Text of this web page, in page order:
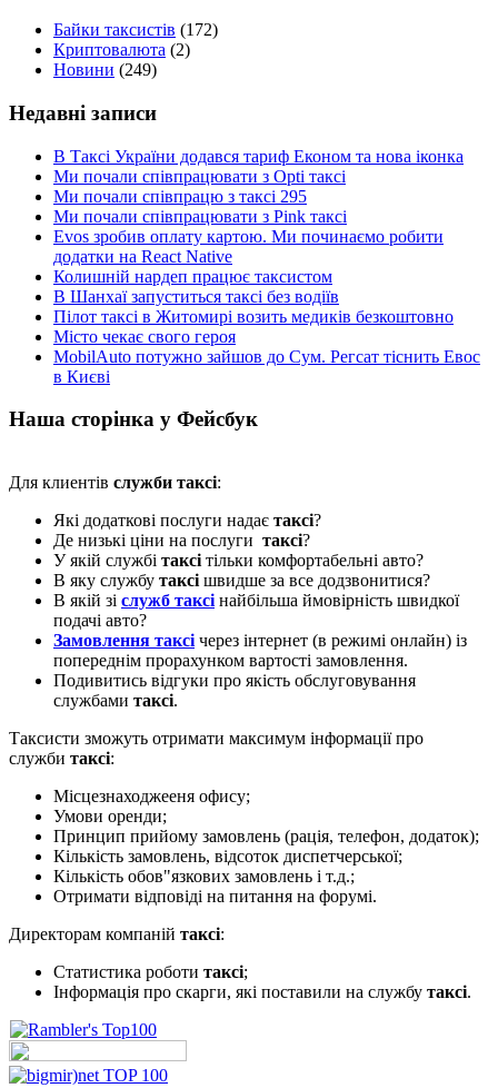
Байки таксистів (172)
Криптовалюта (2)
Новини (249)
Недавні записи
В Таксі України додався тариф Економ та нова іконка
Ми почали співпрацювати з Opti таксі
Ми почали співпрацю з таксі 295
Ми почали співпрацювати з Pink таксі
Evos зробив оплату картою. Ми починаємо робити
додатки на React Native
Колишній нардеп працює таксистом
В Шанхаї запуститься таксі без водіїв
Пілот таксі в Житомирі возить медиків безкоштовно
Місто чекає свого героя
MobilAuto потужно зайшов до Сум. Регсат тіснить Евос
в Києві
Наша сторінка у Фейсбук
Для клиентів служби таксі:
Які додаткові послуги надає таксі?
Де низькі ціни на послуги таксі?
У якій службі таксі тільки комфортабельні авто?
В яку службу таксі швидше за все додзвонитися?
В якій зі служб таксі найбільша ймовірність швидкої
подачі авто?
Замовлення таксі через інтернет (в режимі онлайн) із
попереднім прорахунком вартості замовлення.
Подивитись відгуки про якість обслуговування
службами таксі.
Таксисти зможуть отримати максимум інформації про
служби таксі:
Місцезнаходжееня офису;
Умови оренди;
Принцип прийому замовлень (рація, телефон, додаток);
Кількість замовлень, відсоток диспетчерської;
Кількість обов"язкових замовлень і т.д.;
Отримати відповіді на питання на форумі.
Директорам компаній таксі:
Статистика роботи таксі;
Інформація про скарги, які поставили на службу таксі.